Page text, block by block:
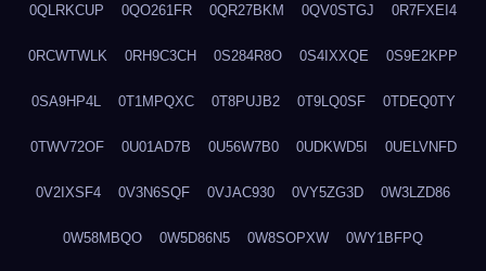
0QLRKCUP 0QO261FR 0QR27BKM 0QV0STGJ 0R7FXEI4
0RCWTWLK 0RH9C3CH 0S284R8O 0S4IXXQE 0S9E2KPP
0SA9HP4L 0T1MPQXC 0T8PUJB2 0T9LQ0SF 0TDEQ0TY
0TWV72OF 0U01AD7B 0U56W7B0 0UDKWD5I 0UELVNFD
0V2IXSF4 0V3N6SQF 0VJAC930 0VY5ZG3D 0W3LZD86
0W58MBQO 0W5D86N5 0W8SOPXW 0WY1BFPQ